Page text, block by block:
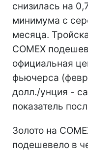
снизилась на
минимума с
месяца.
COMEX
официальная
фьючерса
долл./унция -
показатель
Золото на
подешевело в